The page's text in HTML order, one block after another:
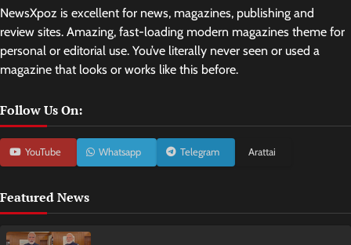
NewsXpoz is excellent for news, magazines, publishing and
review sites. Amazing, fast-loading modern magazines theme for
personal or editorial use. You’ve literally never seen or used a
magazine that looks or works like this before.
Follow Us On:
YouTube Whatsapp Telegram Arattai
Featured News